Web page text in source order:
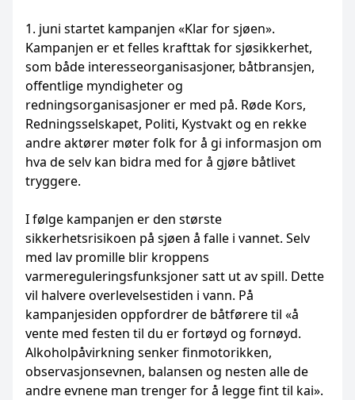
1. juni startet kampanjen «Klar for sjøen».
Kampanjen er et felles krafttak for sjøsikkerhet,
som både interesseorganisasjoner, båtbransjen,
offentlige myndigheter og
redningsorganisasjoner er med på. Røde Kors,
Redningsselskapet, Politi, Kystvakt og en rekke
andre aktører møter folk for å gi informasjon om
hva de selv kan bidra med for å gjøre båtlivet
tryggere.
I følge kampanjen er den største
sikkerhetsrisikoen på sjøen å falle i vannet. Selv
med lav promille blir kroppens
varmereguleringsfunksjoner satt ut av spill. Dette
vil halvere overlevelsestiden i vann. På
kampanjesiden oppfordrer de båtførere til «å
vente med festen til du er fortøyd og fornøyd.
Alkoholpåvirkning senker finmotorikken,
observasjonsevnen, balansen og nesten alle de
andre evnene man trenger for å legge fint til kai».